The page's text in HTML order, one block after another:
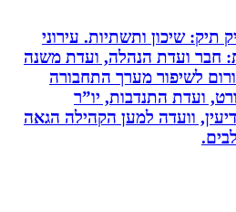
ותשתיות. עירוני
ועדת הנהלה, ועדת משנה
לשיפור מערך התחבורה
התנדבות, יו”ר
וועדה למען הקהילה הגאה